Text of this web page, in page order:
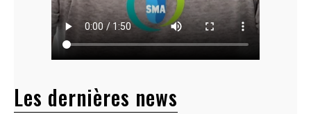
Les dernières news